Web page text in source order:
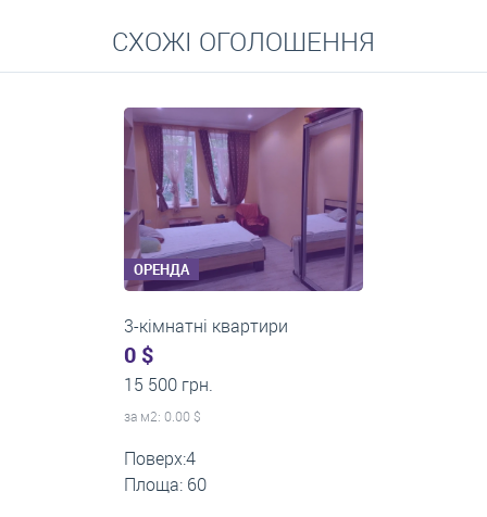
Середні ціни на довготривалу оренду квартир, особняків,
кімнат
СХОЖІ ОГОЛОШЕННЯ
ОРЕНДА
3-кімнатні квартири
0 $
18 000 грн.
за м2: 0.00 $
Поверх:1
Площа: 70